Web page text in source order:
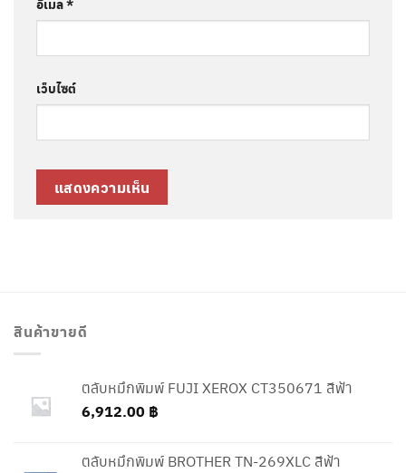
อีเมล*
เว็บไซต์
สินค้าขายดี
ตลับหมึกพิมพ์ FUJI XEROX CT350671 สีฟ้า
6,912.00 ฿
ตลับหมึกพิมพ์ BROTHER TN-269XLC สีฟ้า